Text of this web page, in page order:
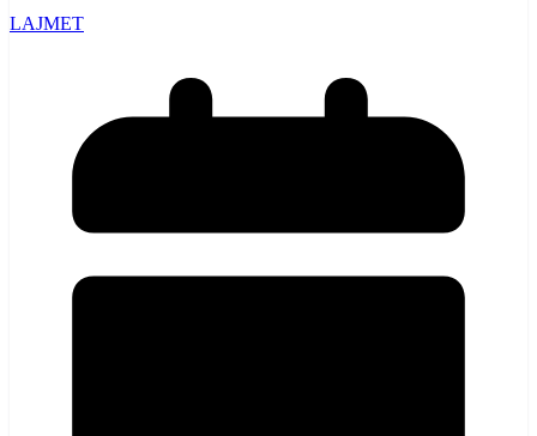
LAJMET